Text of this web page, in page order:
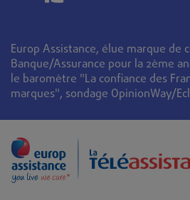
Europ Assistance, élue marque de
Banque/Assurance pour la 2ème
le baromètre "La confiance des
marques", sondage OpinionWay/